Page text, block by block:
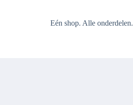
Eén shop. Alle onderdelen.